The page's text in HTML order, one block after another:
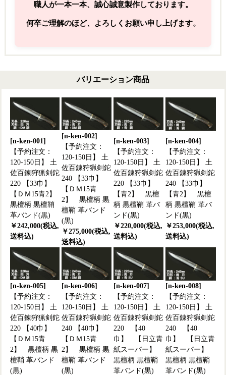
職人が一本一本、誠心誠意製作しております。
何卒ご理解のほど、よろしくお願い申し上げます。
バリエーション商品
[n-ken-001]
【予約注文：
120-150日】 土
佐百錬狩猟剣鉈
220 【33巾】
【ＤＭ15青2】
黒檀柄 黒檀鞘
革バンド(黒)
￥242,000(税込,
送料込)
[n-ken-002]
【予約注文：
120-150日】 土
佐百錬狩猟剣鉈
240 【33巾】
【ＤＭ15青
2】 黒檀柄 黒
檀鞘 革バンド
(黒)
￥275,000(税込,
送料込)
[n-ken-003]
【予約注文：
120-150日】 土
佐百錬狩猟剣鉈
220 【33巾】
【青2】 黒檀
柄 黒檀鞘 革バ
ンド(黒)
￥220,000(税込,
送料込)
[n-ken-004]
【予約注文：
120-150日】 土
佐百錬狩猟剣鉈
240 【33巾】
【青2】 黒檀
柄 黒檀鞘 革バ
ンド(黒)
￥253,000(税込,
送料込)
[n-ken-005]
【予約注文：
120-150日】 土
佐百錬狩猟剣鉈
220 【40巾】
【ＤＭ15青
2】 黒檀柄 黒
檀鞘 革バンド
(黒)
[n-ken-006]
【予約注文：
120-150日】 土
佐百錬狩猟剣鉈
240 【40巾】
【ＤＭ15青
2】 黒檀柄 黒
檀鞘 革バンド
(黒)
[n-ken-007]
【予約注文：
120-150日】 土
佐百錬狩猟剣鉈
220 【40
巾】 【日立青
紙スーパー】
黒檀柄 黒檀鞘
革バンド(黒)
[n-ken-008]
【予約注文：
120-150日】 土
佐百錬狩猟剣鉈
240 【40
巾】 【日立青
紙スーパー】
黒檀柄 黒檀鞘
革バンド(黒)